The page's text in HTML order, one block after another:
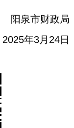
阳泉市财政局
2025年3月24日